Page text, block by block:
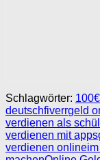
Schlagwörter:
deutschfiverrgeld
verdienen als
verdienen mit apps
verdienen online